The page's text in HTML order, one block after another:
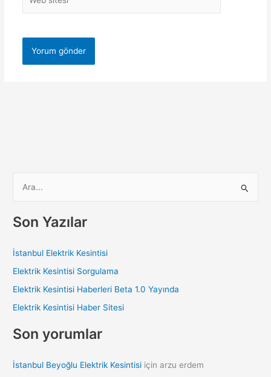
sitesi
r
o
r
:
Son Yazılar
İstanbul Elektrik Kesintisi
Elektrik Kesintisi Sorgulama
Elektrik Kesintisi Haberleri Beta 1.0 Yayında
Elektrik Kesintisi Haber Sitesi
Son yorumlar
İstanbul Beyoğlu Elektrik Kesintisi içinarzu erdem